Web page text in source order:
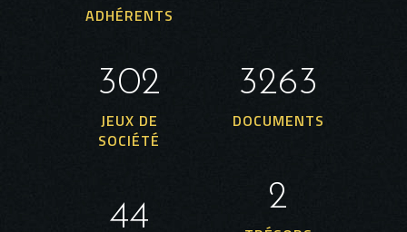
ADHÉRENTS
1117
JEUX DE
SOCIÉTÉ
166
12058
DOCUMENTS
7